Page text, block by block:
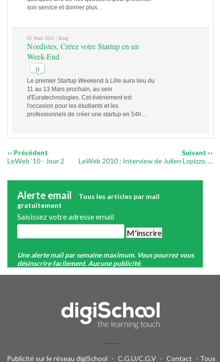
son service et donner plus...
02 Mars 2011 |Blog
Nordistes, Créez votre Startup en un
Week-End
0
Le premier Startup Weekend à Lille aura lieu du
11 au 13 Mars prochain, au sein
d'Euratechnologies. Cet évènement est
l'occasion pour les étudiants et les
professionnels de créer une startup en 54h...
‹‹ Précédent
LeWeb ‘10 - Jour 2
Suivant ››
LeWeb 2010 : Interview de Julien Lopizzo, ...
Alerte email
Tous les articles par mail
gratuitement
Saisissez votre adresse email
Une alerte mail par semaine maximum. Vous pourrez vous
désinscrire facilement. Aucune publicité.
Publicité sur le réseau digiSchool - C.G.U/C.G.V - Contact - Tous